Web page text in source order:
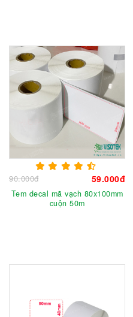
90.000đ 59.000đ
Tem decal mã vạch 80x100mm
cuộn 50m